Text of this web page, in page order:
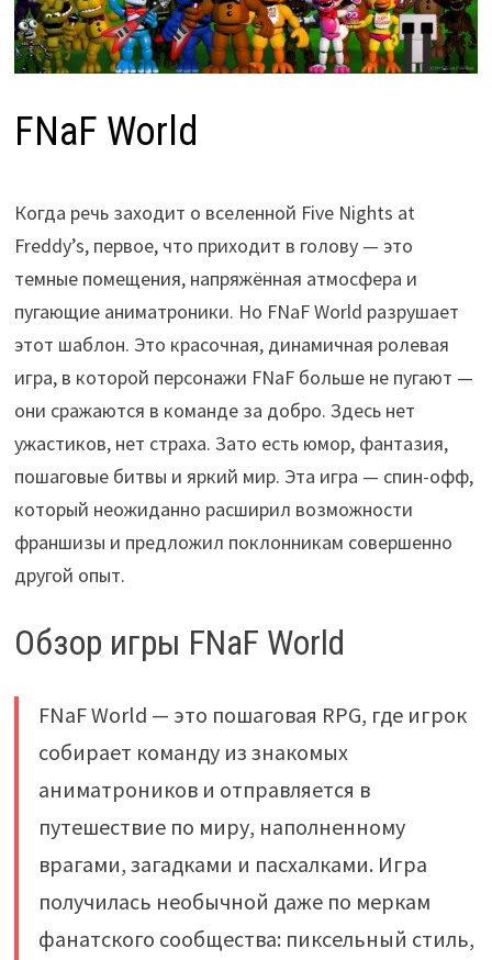
FNaF World
Когда речь заходит о вселенной Five Nights at
Freddy’s, первое, что приходит в голову — это
темные помещения, напряжённая атмосфера и
пугающие аниматроники. Но FNaF World разрушает
этот шаблон. Это красочная, динамичная ролевая
игра, в которой персонажи FNaF больше не пугают —
они сражаются в команде за добро. Здесь нет
ужастиков, нет страха. Зато есть юмор, фантазия,
пошаговые битвы и яркий мир. Эта игра — спин-офф,
который неожиданно расширил возможности
франшизы и предложил поклонникам совершенно
другой опыт.
Обзор игры FNaF World
FNaF World — это пошаговая RPG, где игрок
собирает команду из знакомых
аниматроников и отправляется в
путешествие по миру, наполненному
врагами, загадками и пасхалками. Игра
получилась необычной даже по меркам
фанатского сообщества: пиксельный стиль,